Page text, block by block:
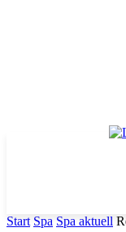
Start Spa Spa aktuell